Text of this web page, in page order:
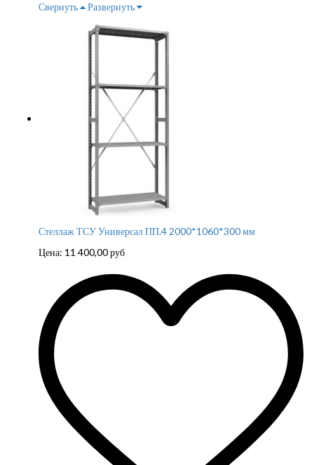
Свернуть
Развернуть
Стеллаж ТСУ Универсал ПП.4 2000*1060*300 мм
Цена: 11 400,00руб